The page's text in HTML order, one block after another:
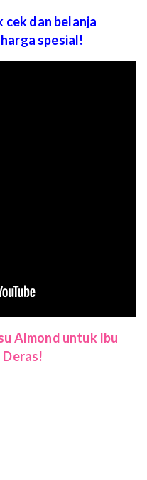
cek dan belanja
spesial!
Almond untuk Ibu
Deras!